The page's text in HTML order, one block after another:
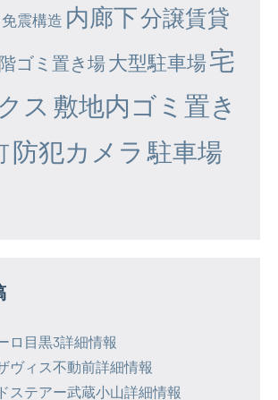
免震構造 内廊下分譲賃貸
ゴミ置き場大型駐車場宅
ス 敷地内ゴミ置き
防犯カメラ 駐車場
ロ目黒3詳細情報
ヴィス不動前詳細情報
ステアー武蔵小山詳細情報